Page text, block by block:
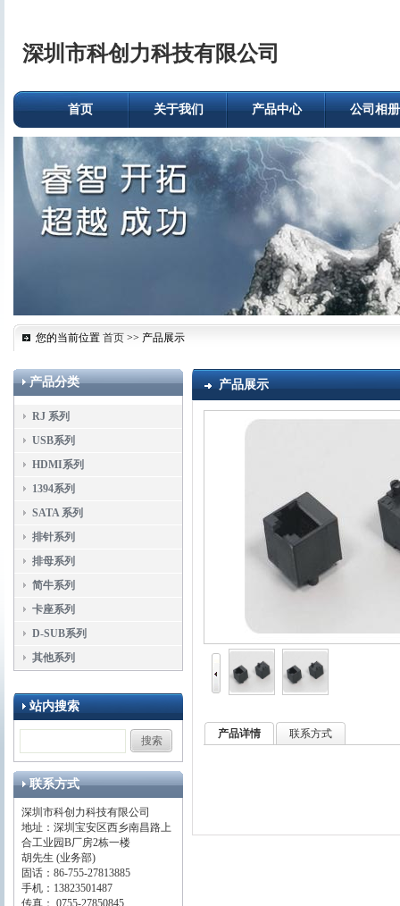
深圳市科创力科技有限公司
首页 关于我们 产品中心 公司相册
您的当前位置 首页 >> 产品展示
产品分类
RJ 系列
USB系列
HDMI系列
1394系列
SATA 系列
排针系列
排母系列
简牛系列
卡座系列
D-SUB系列
其他系列
站内搜索
联系方式
深圳市科创力科技有限公司
地址：深圳宝安区西乡南昌路上
合工业园B厂房2栋一楼
胡先生 (业务部)
固话：86-755-27813885
手机：13823501487
传真： 0755-27850845
产品展示
产品详情 联系方式